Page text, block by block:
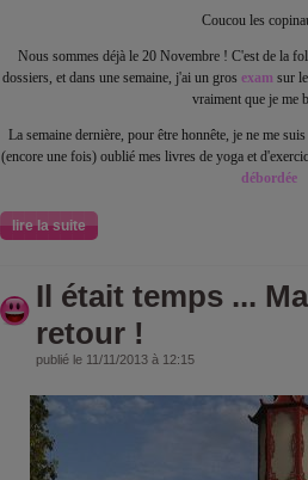
Coucou les
Nous sommes déjà le 20 Novembre ! C'est de la
dossiers, et dans une semaine, j'ai un gros exam sur
vraiment que je me
La semaine dernière, pour être honnête, je ne me
(encore une fois) oublié mes livres de yoga et
débordée
lire la suite
Il était temps ...
retour !
publié le 11/11/2013 à 12:15